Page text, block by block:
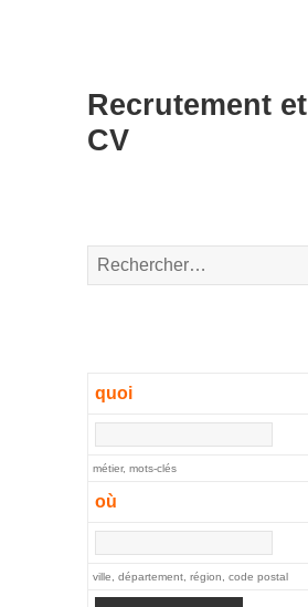
Recrutement et
CV
Rechercher :
quoi
métier, mots-clés
où
ville, département, région, code postal